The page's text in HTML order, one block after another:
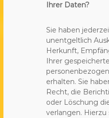
Ihrer Daten?
Sie haben
unentgeltlich
Herkunft,
Ihrer
erhalten. Sie
Recht, die
oder Löschung
verlangen.